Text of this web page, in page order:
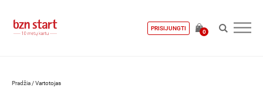
PRISIJUNGTI
0
Pradžia /Vartotojas